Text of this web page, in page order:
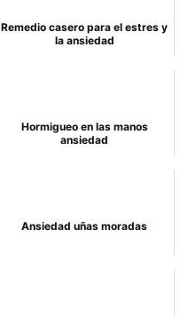
Remedio casero para el estres y
la ansiedad
Hormigueo en las manos
ansiedad
Ansiedad uñas moradas